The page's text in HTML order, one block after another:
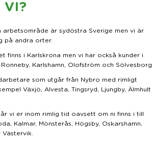
VI?
arbetsområde är sydöstra Sverige men vi är
på andra orter.
finns i Karlskrona men vi har också kunder i
Karlshamn, Olofström och Sölvesborg.
som utgår från Nybro med rimligt
Växjö, Alvesta, Tingsryd, Ljungby, Älmhult
vi er inom rimlig tid oavsett om ni finns i till
Kalmar, Mönsterås, Högsby, Oskarshamn,